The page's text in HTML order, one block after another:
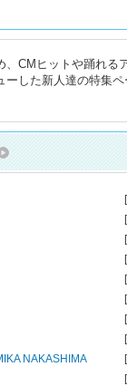
、CMヒットや踊れ
した新人達の特集
NAKASHIMA